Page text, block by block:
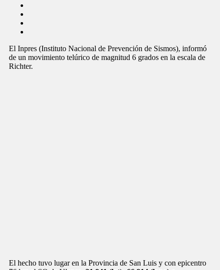
El Inpres (Instituto Nacional de Prevención de Sismos), informó
de un movimiento telúrico de magnitud 6 grados en la escala de
Richter.
El hecho tuvo lugar en la Provincia de San Luis y con epicentro